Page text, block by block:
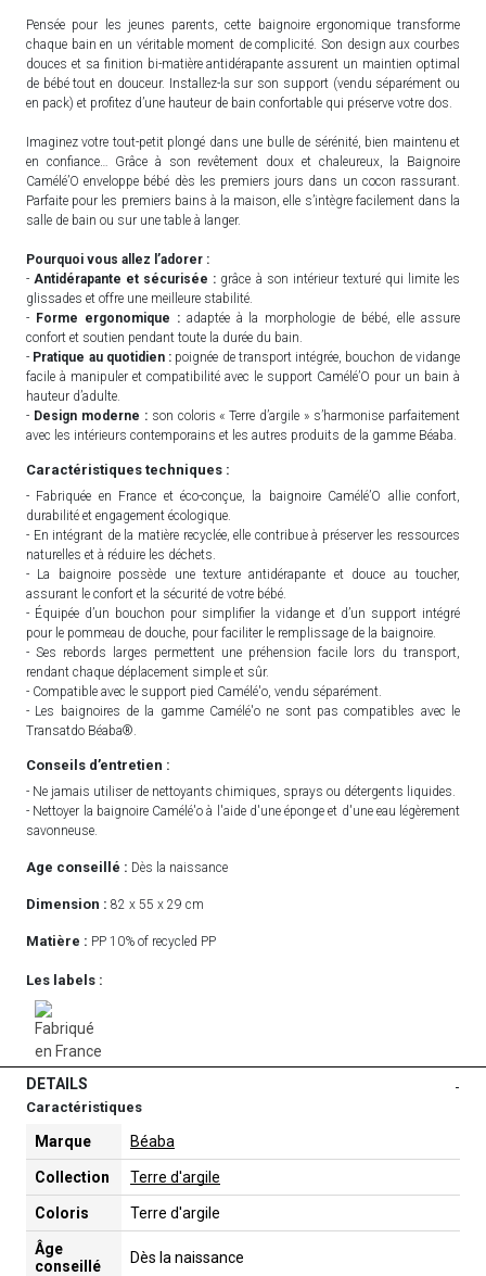
Pensée pour les jeunes parents, cette baignoire ergonomique transforme
chaque bain en un véritable moment de complicité. Son design aux courbes
douces et sa finition bi-matière antidérapante assurent un maintien optimal
de bébé tout en douceur. Installez-la sur son support (vendu séparément ou
en pack) et profitez d’une hauteur de bain confortable qui préserve votre dos.
Imaginez votre tout-petit plongé dans une bulle de sérénité, bien maintenu et
en confiance… Grâce à son revêtement doux et chaleureux, la Baignoire
Camélé’O enveloppe bébé dès les premiers jours dans un cocon rassurant.
Parfaite pour les premiers bains à la maison, elle s’intègre facilement dans la
salle de bain ou sur une table à langer.
Pourquoi vous allez l’adorer :
- Antidérapante et sécurisée : grâce à son intérieur texturé qui limite les
glissades et offre une meilleure stabilité.
- Forme ergonomique :adaptée à la morphologie de bébé, elle assure
confort et soutien pendant toute la durée du bain.
- Pratique au quotidien : poignée de transport intégrée, bouchon de vidange
facile à manipuler et compatibilité avec le support Camélé’O pour un bain à
hauteur d’adulte.
- Design moderne :son coloris « Terre d’argile » s’harmonise parfaitement
avec les intérieurs contemporains et les autres produits de la gamme Béaba.
Caractéristiques techniques :
- Fabriquée en France et éco-conçue, la baignoire Camélé’O allie confort,
durabilité et engagement écologique.
- En intégrant de la matière recyclée, elle contribue à préserver les ressources
naturelles et à réduire les déchets.
- La baignoire possède une texture antidérapante et douce au toucher,
assurant le confort et la sécurité de votre bébé.
- Équipée d’un bouchon pour simplifier la vidange et d’un support intégré
pour le pommeau de douche, pour faciliter le remplissage de la baignoire.
- Ses rebords larges permettent une préhension facile lors du transport,
rendant chaque déplacement simple et sûr.
- Compatible avec le support pied Camélé'o, vendu séparément.
- Les baignoires de la gamme Camélé'o ne sont pas compatibles avec le
Transatdo Béaba®.
Conseils d’entretien :
- Ne jamais utiliser de nettoyants chimiques, sprays ou détergents liquides.
- Nettoyer la baignoire Camélé'o à l'aide d'une éponge et d'une eau légèrement
savonneuse.
Age conseillé : Dès la naissance
Dimension : 82 x 55 x 29 cm
Matière : PP 10% of recycled PP
Les labels :
DETAILS -
Caractéristiques
Marque Béaba
Collection Terre d'argile
Coloris Terre d'argile
Âge
conseillé
Dès la naissance